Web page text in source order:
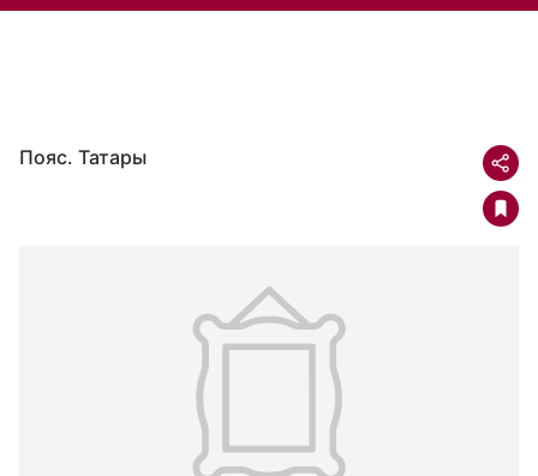
Пояс. Татары